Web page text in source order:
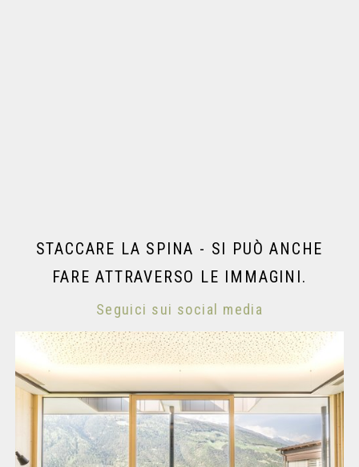
STACCARE LA SPINA - SI PUÒ ANCHE
FARE ATTRAVERSO LE IMMAGINI.
Seguici sui social media